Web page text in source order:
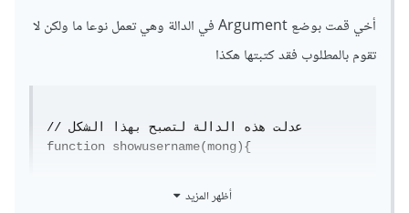
أخي قمت بوضع Argument في الدالة وهي تعمل نوعا ما ولكن لا
تقوم بالمطلوب فقد كتبتها هكذا
// عدلت هذه الدالة لتصبح بهذا الشكل
function showusername(mong){
أظهر المزيد